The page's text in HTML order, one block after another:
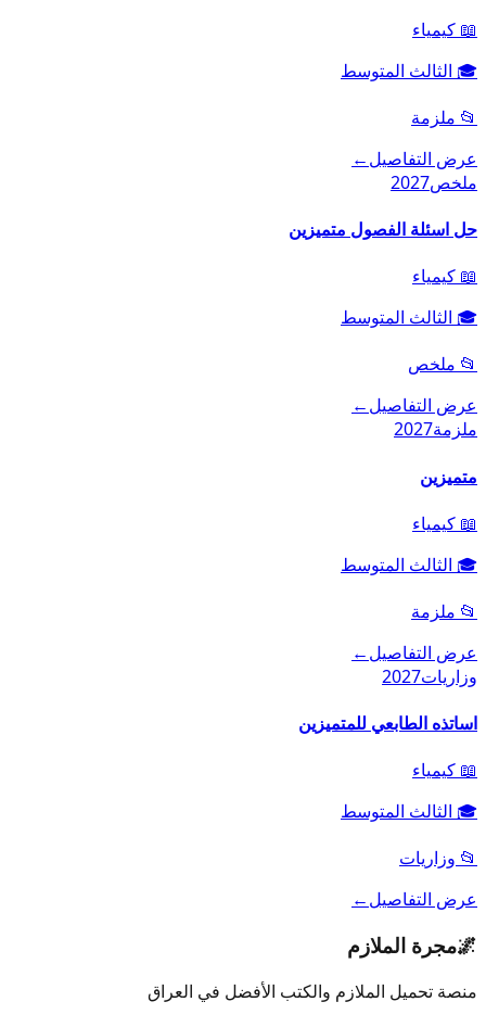
📖 كيمياء
🎓 الثالث المتوسط
📂 ملزمة
عرض التفاصيل←
ملخص2027
حل اسئلة الفصول متميزين
📖 كيمياء
🎓 الثالث المتوسط
📂 ملخص
عرض التفاصيل←
ملزمة2027
متميزين
📖 كيمياء
🎓 الثالث المتوسط
📂 ملزمة
عرض التفاصيل←
وزاريات2027
اساتذه الطابعي للمتميزين
📖 كيمياء
🎓 الثالث المتوسط
📂 وزاريات
عرض التفاصيل←
🌌مجرة الملازم
منصة تحميل الملازم والكتب الأفضل في العراق